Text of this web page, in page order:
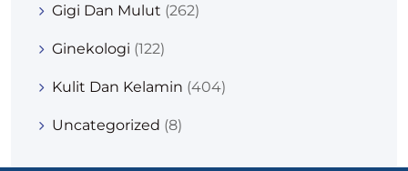
Gigi Dan Mulut (262)
Ginekologi (122)
Kulit Dan Kelamin (404)
Uncategorized (8)